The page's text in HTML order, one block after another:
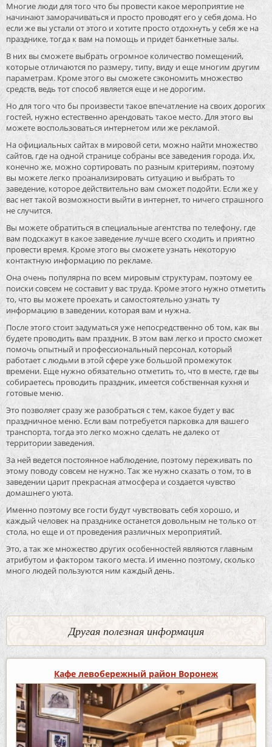
Многие люди для того что бы провести какое мероприятие не
начинают заморачиваться и просто проводят его у себя дома. Но
если же вы устали от этого и хотите просто отдохнуть у себя же на
празднике, тогда к вам на помощь и придет банкетные залы.
В них вы сможете выбрать огромное количество помещений,
которые отличаются по размеру, типу, виду и еще многим другим
параметрам. Кроме этого вы сможете сэкономить множество
средств, ведь тот способ является еще и не дорогим.
Но для того что бы произвести такое впечатление на своих дорогих
гостей, нужно естественно арендовать такое место. Для этого вы
можете воспользоваться интернетом или же рекламой.
На официальных сайтах в мировой сети, можно найти множество
сайтов, где на одной странице собраны все заведения города. Их,
конечно же, можно сортировать по разным критериям, поэтому
вы можете легко проанализировать ситуацию и выбрать то
заведение, которое действительно вам сможет подойти. Если же у
вас нет такой возможности выйти в интернет, то ничего страшного
не случится.
Вы можете обратиться в специальные агентства по телефону, где
вам подскажут в какое заведение лучше всего сходить и приятно
провести время. Кроме этого вы сможете узнать некоторую
контактную информацию по рекламе.
Она очень популярна по всем мировым структурам, поэтому ее
поиски совсем не составит у вас труда. Кроме этого нужно отметить
то, что вы можете проехать и самостоятельно узнать ту
информацию в заведении, которая вам и нужна.
После этого стоит задуматься уже непосредственно об том, как вы
будете проводить вам праздник. В этом вам легко и просто сможет
помочь опытный и профессиональный персонал, который
работает с людьми в этой сфере уже большой промежуток
времени. Еще нужно обязательно отметить то, что в месте, где вы
собираетесь проводить праздник, имеется собственная кухня и
готовые меню.
Это позволяет сразу же разобраться с тем, какое будет у вас
праздничное меню. Если вам потребуется парковка для вашего
транспорта, тогда это легко можно сделать не далеко от
территории заведения.
За ней ведется постоянное наблюдение, поэтому переживать по
этому поводу совсем не нужно. Так же нужно сказать о том, то в
заведении царит прекрасная атмосфера и создается чувство
домашнего уюта.
Именно поэтому все гости будут чувствовать себя хорошо, и
каждый человек на празднике останется довольным не только от
стола, но еще и от проведения различных мероприятий.
Это, а так же множество других особенностей являются главным
атрибутом и фактором такого места. И именно поэтому, сколько
много людей пользуются ним каждый день.
Другая полезная информация
Кафе левобережный район Воронеж